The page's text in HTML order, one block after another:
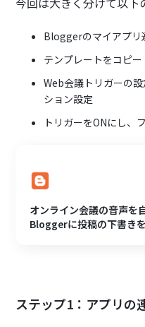
Bloggerのマイアプリ
テンプレートをコピー
Web会議トリガーの
ション設定
トリガーをONにし、
オンライン会議の音声を
Bloggerに投稿の下書き
ステップ1：アプリの